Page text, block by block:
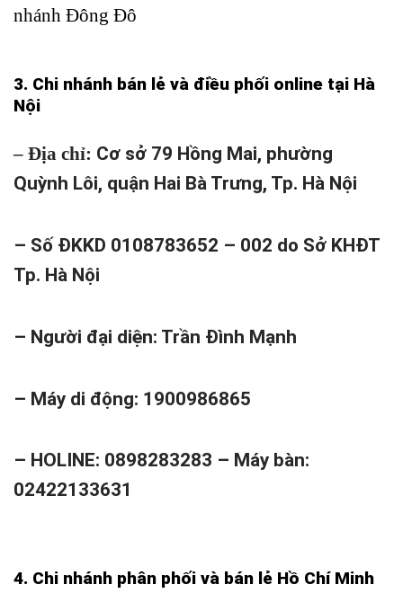
nhánh Đông Đô
3. Chi nhánh bán lẻ và điều phối online tại Hà
Nội
– Địa chỉ: Cơ sở 79 Hồng Mai, phường
Quỳnh Lôi, quận Hai Bà Trưng, Tp. Hà Nội
– Số ĐKKD 0108783652 – 002 do Sở KHĐT
Tp. Hà Nội
– Người đại diện: Trần Đình Mạnh
– Máy di động: 1900986865
– HOLINE: 0898283283 – Máy bàn:
02422133631
4. Chi nhánh phân phối và bán lẻ Hồ Chí Minh